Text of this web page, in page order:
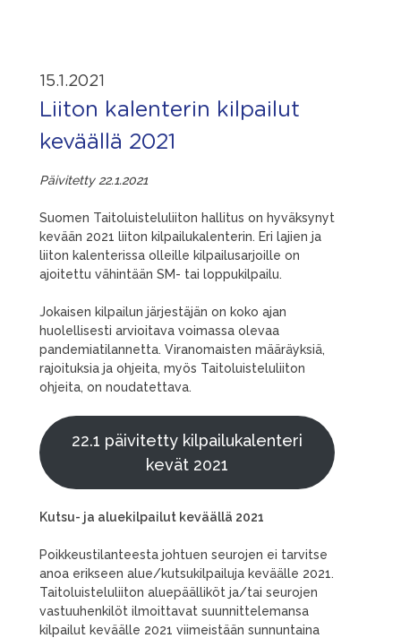
15.1.2021
Liiton kalenterin kilpailut
keväällä 2021
Päivitetty 22.1.2021
Suomen Taitoluisteluliiton hallitus on hyväksynyt
kevään 2021 liiton kilpailukalenterin. Eri lajien ja
liiton kalenterissa olleille kilpailusarjoille on
ajoitettu vähintään SM- tai loppukilpailu.
Jokaisen kilpailun järjestäjän on koko ajan
huolellisesti arvioitava voimassa olevaa
pandemiatilannetta. Viranomaisten määräyksiä,
rajoituksia ja ohjeita, myös Taitoluisteluliiton
ohjeita, on noudatettava.
22.1 päivitetty kilpailukalenteri
kevät 2021
Kutsu- ja aluekilpailut keväällä 2021
Poikkeustilanteesta johtuen seurojen ei tarvitse
anoa erikseen alue/kutsukilpailuja keväälle 2021.
Taitoluisteluliiton aluepäälliköt ja/tai seurojen
vastuuhenkilöt ilmoittavat suunnittelemansa
kilpailut keväälle 2021 viimeistään sunnuntaina